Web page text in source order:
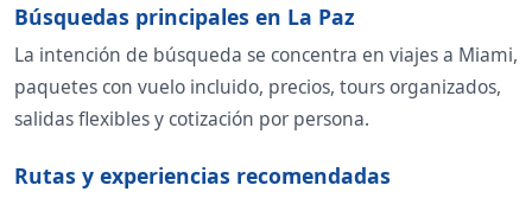
Búsquedas principales en La Paz
La intención de búsqueda se concentra en viajes a Miami,
paquetes con vuelo incluido, precios, tours organizados,
salidas flexibles y cotización por persona.
Rutas y experiencias recomendadas